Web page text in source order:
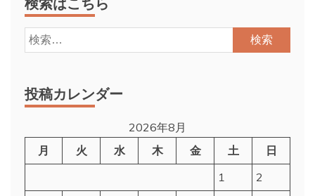
検
索:
投稿カレンダー
2026年8月
月
火 水 木 金 土
日
1
2